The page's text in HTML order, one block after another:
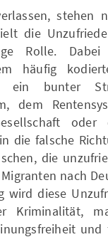
stehen
die
Rolle.
häufig
ein bunter
dem
oder
die falsche
die
nach
wird diese
und